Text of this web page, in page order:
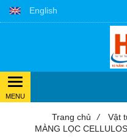
English
Trang chủ / Vật
MÀNG LỌC